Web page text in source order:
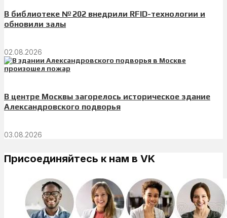
В библиотеке № 202 внедрили RFID-технологии и
обновили залы
02.08.2026
В центре Москвы загорелось историческое здание
Александровского подворья
03.08.2026
Присоединяйтесь к нам в VK